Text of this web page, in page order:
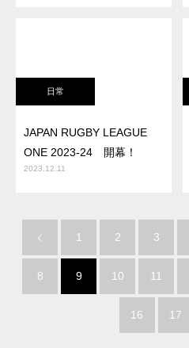
日常
JAPAN RUGBY LEAGUE
ONE 2023-24 開幕！
2023.12.11
1 2 3
8 9 10 11
16 17